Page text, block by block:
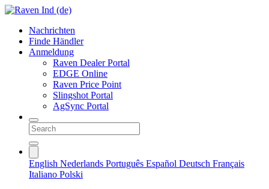
Nachrichten
Finde Händler
Anmeldung
Raven Dealer Portal
EDGE Online
Raven Price Point
Slingshot Portal
AgSync Portal
English Nederlands Português Español Deutsch Français
Italiano Polski